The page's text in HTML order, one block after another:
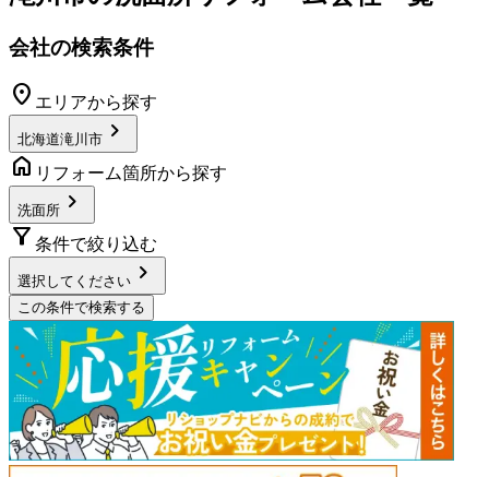
会社の検索条件
location_on エリアから探す
北海道滝川市 chevron_right
home リフォーム箇所から探す
洗面所 chevron_right
filter_alt 条件で絞り込む
選択してください chevron_right
この条件で検索する